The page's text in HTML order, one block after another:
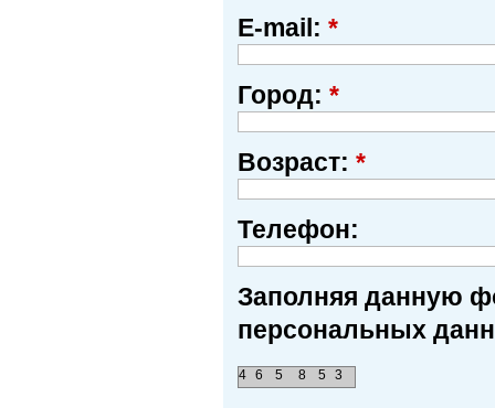
E-mail: *
Город: *
Возраст: *
Телефон:
Заполняя данную
персональных
5 3
8
4 6 5